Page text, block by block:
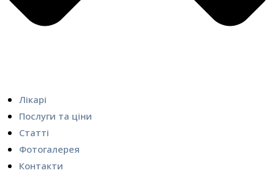
Лікарі
Послуги та ціни
Статті
Фотогалерея
Контакти